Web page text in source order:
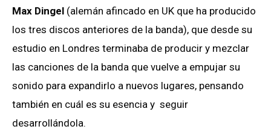
Max Dingel (alemán afincado en UK que ha producido
los tres discos anteriores de la banda), que desde su
estudio en Londres terminaba de producir y mezclar
las canciones de la banda que vuelve a empujar su
sonido para expandirlo a nuevos lugares, pensando
también en cuál es su esencia y seguir
desarrollándola.